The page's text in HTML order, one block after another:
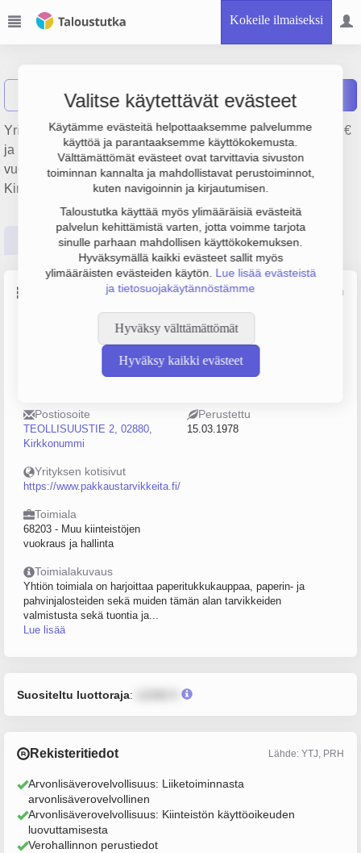
Kokeile ilmaiseksi
Valitse käytettävät evästeet
Käytämme evästeitä helpottaaksemme palvelumme
käyttöä ja parantaaksemme käyttökokemusta.
Välttämättömät evästeet ovat tarvittavia sivuston
toiminnan kannalta ja mahdollistavat perustoiminnot,
kuten navigoinnin ja kirjautumisen.
Taloustutka käyttää myös ylimääräisiä evästeitä
palvelun kehittämistä varten, jotta voimme tarjota
sinulle parhaan mahdollisen käyttökokemuksen.
Hyväksymällä kaikki evästeet sallit myös
ylimääräisten evästeiden käytön. Lue lisää evästeistä
ja tietosuojakäytännöstämme
Hyväksy välttämättömät
Hyväksy kaikki evästeet
Näytä haku Pahula Oy Raportit
Yrityksen Pahula Oy liikevaihto on 466 000 €, tulos -24 000 €
ja henkilöstömäärä 0. Sen päätoimiala on Muu kiinteistöjen
vuokraus ja hallinta, perustamisvuosi 1978 ja sijainti
Kirkkonummi. Yrityksen yhtiömuoto Osakeyhtiö (OY).
Perustiedot Tilinpäätösluvut Päättäjätiedot
Lähde: YTJ, PRH, Traficom
Henkilöstömäärä
0–4
Postiosoite
TEOLLISUUSTIE 2, 02880,
Kirkkonummi
Perustettu
15.03.1978
Yrityksen kotisivut
https://www.pakkaustarvikkeita.fi/
Toimiala
68203 - Muu kiinteistöjen
vuokraus ja hallinta
Toimialakuvaus
Yhtiön toimiala on harjoittaa paperitukkukauppaa, paperin- ja
pahvinjalosteiden sekä muiden tämän alan tarvikkeiden
valmistusta sekä tuontia ja...
Lue lisää
Suositeltu luottoraja:
Rekisteritiedot Lähde: YTJ, PRH
Arvonlisäverovelvollisuus: Liiketoiminnasta
arvonlisäverovelvollinen
Arvonlisäverovelvollisuus: Kiinteistön käyttöoikeuden
luovuttamisesta
Verohallinnon perustiedot